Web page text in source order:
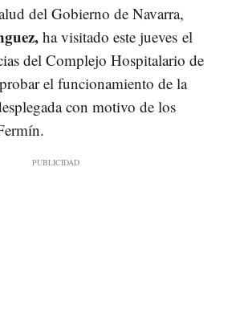
del Gobierno de Navarra,
ha visitado este jueves el
del Complejo Hospitalario de
el funcionamiento de la
con motivo de los